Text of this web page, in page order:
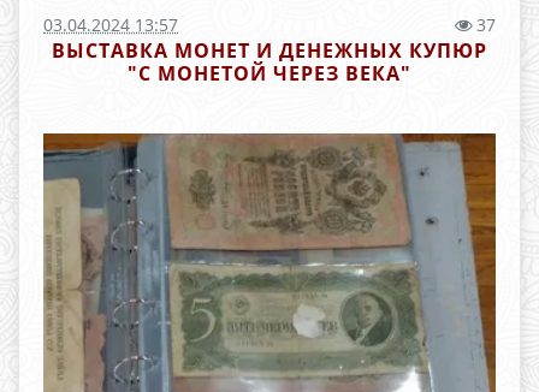
03.04.2024 13:57 37
ВЫСТАВКА МОНЕТ И ДЕНЕЖНЫХ КУПЮР
"С МОНЕТОЙ ЧЕРЕЗ ВЕКА"